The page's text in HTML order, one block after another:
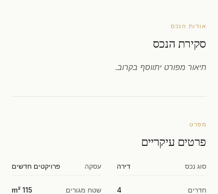
אודות הנכס
סקירת הנכס
תיאור מפורט יתווסף בקרוב.
מפרט
פרטים עיקריים
סוג נכס דירה עסקה פרויקטים חדשים
חדרים 4 שטח מגורים 115 m²